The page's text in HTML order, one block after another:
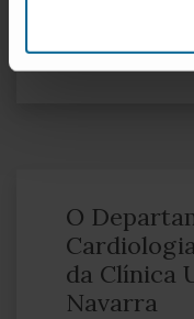
O
da Clínica
Navarra